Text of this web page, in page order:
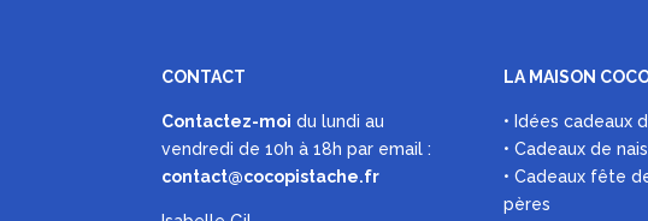
CONTACT
Contactez-moi du lundi au
vendredi de 10h à 18h par email :
contact@cocopistache.fr
LA MAISON
• Idées cadeaux
• Cadeaux de
• Cadeaux fête
pères